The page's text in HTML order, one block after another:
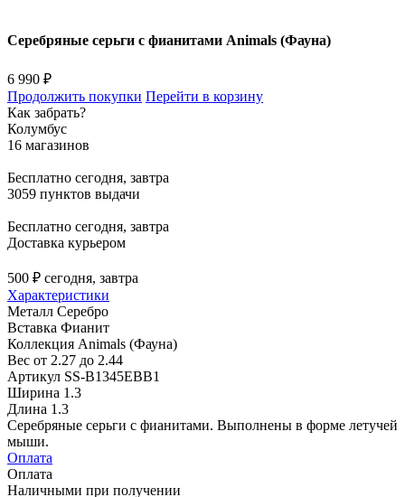
Серебряные серьги с фианитами Animals (Фауна)
6 990 ₽
Продолжить покупки Перейти в корзину
Как забрать?
Колумбус
16 магазинов
Бесплатно сегодня, завтра
3059 пунктов выдачи
Бесплатно сегодня, завтра
Доставка курьером
500 ₽ сегодня, завтра
Характеристики
Металл Серебро
Вставка Фианит
Коллекция Animals (Фауна)
Вес от 2.27 до 2.44
Артикул SS-B1345EBB1
Ширина 1.3
Длина 1.3
Серебряные серьги с фианитами. Выполнены в форме летучей
мыши.
Оплата
Оплата
Наличными при получении